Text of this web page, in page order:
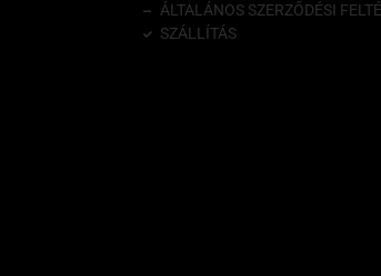
ÁLTALÁNOS SZERZŐDÉSI
SZÁLLÍTÁS